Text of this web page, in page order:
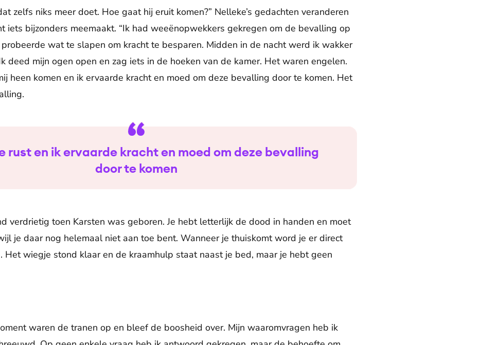
zelfs niks meer doet. Hoe gaat hij eruit komen?” Nelleke’s gedachten veranderen
iets bijzonders meemaakt. “Ik had weeënopwekkers gekregen om de bevalling op
wat te slapen om kracht te besparen. Midden in de nacht werd ik wakker
deed mijn ogen open en zag iets in de hoeken van de kamer. Het waren engelen.
heen komen en ik ervaarde kracht en moed om deze bevalling door te komen. Het
rust en ik ervaarde kracht en moed om deze bevalling
door te komen
verdrietig toen Karsten was geboren. Je hebt letterlijk de dood in handen en moet
je daar nog helemaal niet aan toe bent. Wanneer je thuiskomt word je er direct
Het wiegje stond klaar en de kraamhulp staat naast je bed, maar je hebt geen
waren de tranen op en bleef de boosheid over. Mijn waaromvragen heb ik